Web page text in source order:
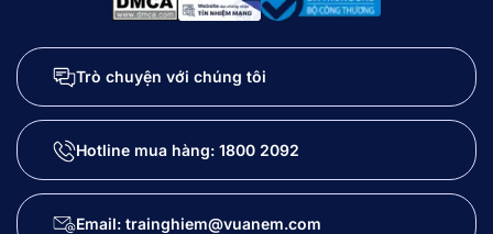
Trò chuyện với chúng tôi
Hotline mua hàng: 1800 2092
Email: trainghiem@vuanem.com